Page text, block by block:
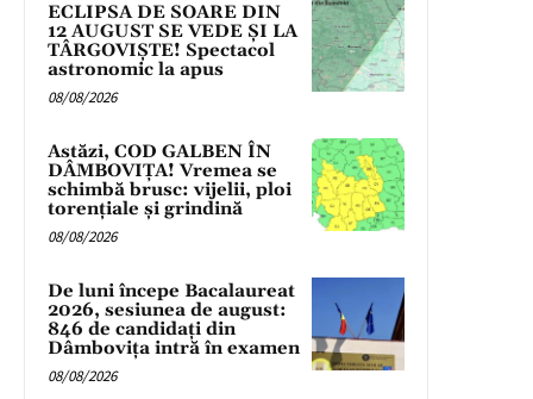
ECLIPSA DE SOARE DIN
12 AUGUST SE VEDE ȘI LA
TÂRGOVIȘTE! Spectacol
astronomic la apus
08/08/2026
Astăzi, COD GALBEN ÎN
DÂMBOVIȚA! Vremea se
schimbă brusc: vijelii, ploi
torențiale și grindină
08/08/2026
De luni începe Bacalaureat
2026, sesiunea de august:
846 de candidați din
Dâmbovița intră în examen
08/08/2026